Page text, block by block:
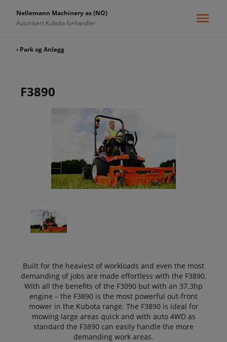
Nellemann Machinery as (NO)
Autorisert Kubota forhandler
‹ Park og Anlegg
F3890
Built for the heaviest of workloads and even the most
demanding of jobs are made effortless with the F3890.
With all the benefits of the F3090 but with an 37.3hp
engine – the F3890 is the most powerful out-front
mower in the Kubota range. The F3890 is ideal for
mowing large areas quick and with auto 4WD as
standard the F3890 can easily handle the more
demanding work areas.